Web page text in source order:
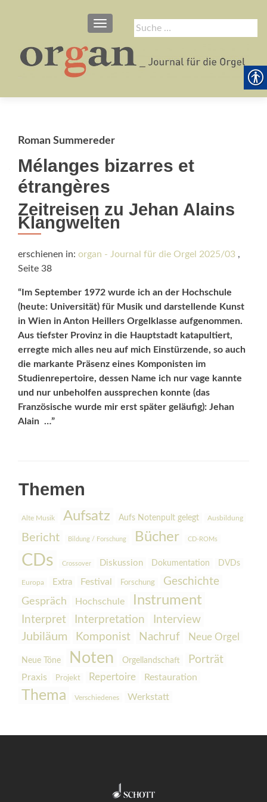
Suche
nach:
SCHALTE NAVIGATION
Roman Summereder
Mélanges bizarres et
étrangères
Zeitreisen zu Jehan Alains
Klangwelten
erschienen in: organ - Journal für die Orgel 2025/03 ,
Seite 38
“Im September 1972 wurde ich an der Hochschule
(heute: Universität) für Musik und darstellende Kunst
in Wien in Anton Heillers Orgelklasse aufgenommen.
Aus tiefster Provinz in die Hauptstadt katapultiert,
erregte mich alles neu auf mich Einstürzende, so auch
die markante Präsenz eines Komponisten im
Studienrepertoire, dessen Name ich nur vage kannte
und nur unbeholfen aussprechen konnte (das
Französische wurde mir erst später geläufig): Jehan
Alain …”
Themen
Alte Musik Aufsatz Aufs Notenpult gelegt Ausbildung
Bericht Bildung / Forschung Bücher CD-ROMs
CDs Crossover Diskussion Dokumentation DVDs
Europa Extra Festival Forschung Geschichte
Gespräch Hochschule Instrument
Interpret Interpretation
Interview
Jubiläum
Komponist Nachruf Neue Orgel
Neue Töne Noten Orgellandschaft Porträt
Praxis Projekt Repertoire Restauration
Thema Verschiedenes Werkstatt